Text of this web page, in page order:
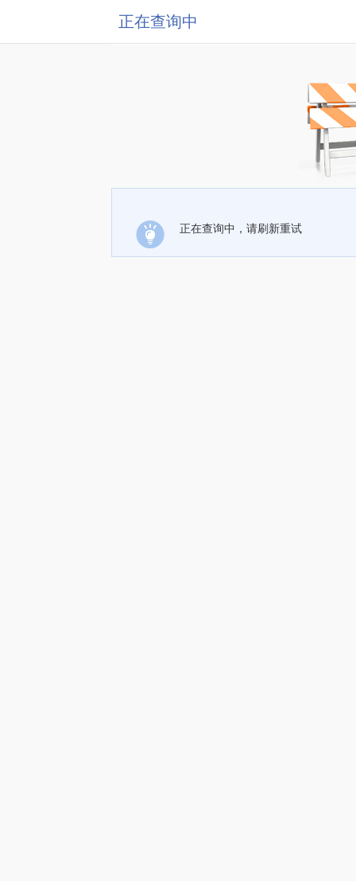
正在查询中
正在查询中，请刷新重试